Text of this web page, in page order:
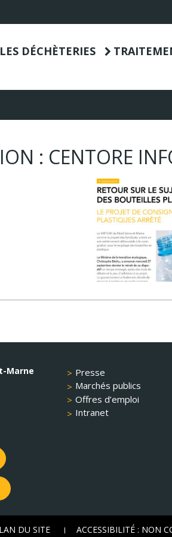
Facebook
le compte Linkedin
LES DÉCHÈTERIES
: CENTORE
Marne
Presse
Marchés publics
Offres d’emploi
Intranet
DU SITE ACCESSIBILITÉ : NON